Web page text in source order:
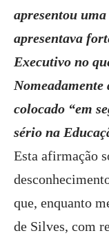
apresentou
apresentava
Executivo no
colocado “em
sério na
Esta afirmação
que, enquanto
de Silves, com